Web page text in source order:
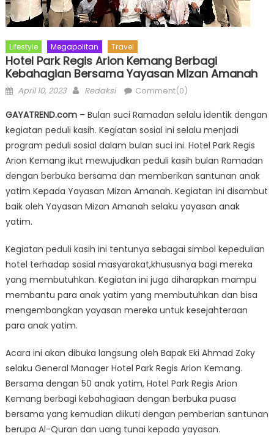
Lifestyle Megapolitan Travel
Hotel Park Regis Arion Kemang Berbagi
Kebahagian Bersama Yayasan Mizan Amanah
Posted
April 10, 2023 Author
Redaksi Comment(0)
GAYATREND.com– Bulan suci Ramadan selalu identik dengan
kegiatan peduli kasih. Kegiatan sosial ini selalu menjadi
program peduli sosial dalam bulan suci ini. Hotel Park Regis
Arion Kemang ikut mewujudkan peduli kasih bulan Ramadan
dengan berbuka bersama dan memberikan santunan anak
yatim Kepada Yayasan Mizan Amanah. Kegiatan ini disambut
baik oleh Yayasan Mizan Amanah selaku yayasan anak
yatim.
Kegiatan peduli kasih ini tentunya sebagai simbol kepedulian
hotel terhadap sosial masyarakat,khususnya bagi mereka
yang membutuhkan. Kegiatan ini juga diharapkan mampu
membantu para anak yatim yang membutuhkan dan bisa
mengembangkan yayasan mereka untuk kesejahteraan
para anak yatim.
Acara ini akan dibuka langsung oleh Bapak Eki Ahmad Zaky
selaku General Manager Hotel Park Regis Arion Kemang.
Bersama dengan 50 anak yatim, Hotel Park Regis Arion
Kemang berbagi kebahagiaan dengan berbuka puasa
bersama yang kemudian diikuti dengan pemberian santunan
berupa Al-Quran dan uang tunai kepada yayasan.